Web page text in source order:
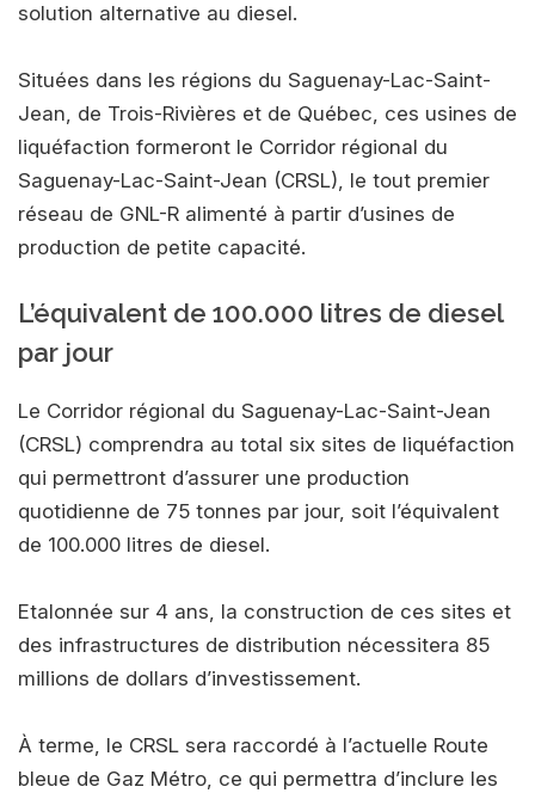
solution alternative au diesel.
Situées dans les régions du Saguenay-Lac-Saint-
Jean, de Trois-Rivières et de Québec, ces usines de
liquéfaction formeront le Corridor régional du
Saguenay-Lac-Saint-Jean (CRSL), le tout premier
réseau de GNL-R alimenté à partir d’usines de
production de petite capacité.
L’équivalent de 100.000 litres de diesel
par jour
Le Corridor régional du Saguenay-Lac-Saint-Jean
(CRSL) comprendra au total six sites de liquéfaction
qui permettront d’assurer une production
quotidienne de 75 tonnes par jour, soit l’équivalent
de 100.000 litres de diesel.
Etalonnée sur 4 ans, la construction de ces sites et
des infrastructures de distribution nécessitera 85
millions de dollars d’investissement.
À terme, le CRSL sera raccordé à l’actuelle Route
bleue de Gaz Métro, ce qui permettra d’inclure les